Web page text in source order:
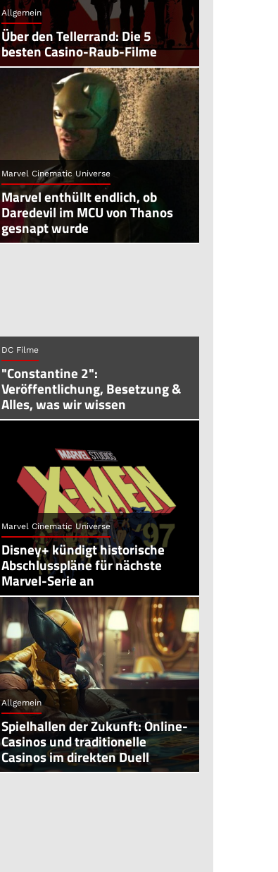
Allgemein
Über den Tellerrand: Die 5
besten Casino-Raub-Filme
Marvel Cinematic Universe
Marvel enthüllt endlich, ob
Daredevil im MCU von Thanos
gesnapt wurde
DC Filme
"Constantine 2":
Veröffentlichung, Besetzung &
Alles, was wir wissen
Marvel Cinematic Universe
Disney+ kündigt historische
Abschlusspläne für nächste
Marvel-Serie an
Allgemein
Spielhallen der Zukunft: Online-
Casinos und traditionelle
Casinos im direkten Duell